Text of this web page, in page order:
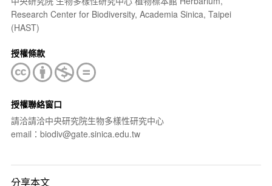
Research Center for Biodiversity, Academia Sinica, Taipei
(HAST)
授權條款
授權聯絡窗口
請洽請洽中央研究院生物多樣性研究中心
email：biodiv@gate.sinica.edu.tw
分享本文